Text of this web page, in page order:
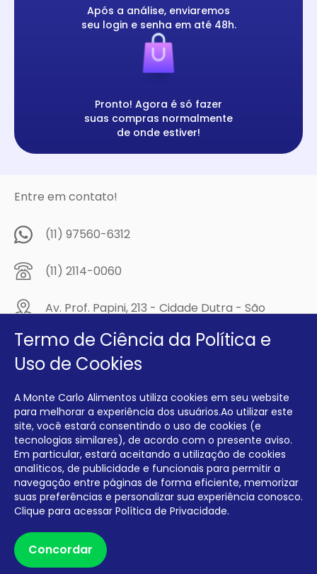
Após a análise, enviaremos
seu login e senha em até 48h.
Pronto! Agora é só fazer
suas compras normalmente
de onde estiver!
Entre em contato!
(11) 97560-6312
(11) 2114-0060
Av. Prof. Papini, 213 - Cidade Dutra - São
Compre na
MCA Virtual!
Siga a Monte Carlo Alimentos nas redes sociais!
INTERFRIOS COMÉRCIO DE FRIOS E LATICÍNIOS EIRELI CNPJ:
00.140.150/0001-09 INSCRIÇÃO ESTADUAL: 112.576.117.113
Termo de Ciência da Política e
Uso de Cookies
A Monte Carlo Alimentos utiliza cookies em seu website
para melhorar a experiência dos usuários.Ao utilizar este
site, você estará consentindo o uso de cookies (e
tecnologias similares), de acordo com o presente aviso.
Em particular, estará aceitando a utilização de cookies
analíticos, de publicidade e funcionais para permitir a
navegação entre páginas de forma eficiente, memorizar
suas preferências e personalizar sua experiência conosco.
Clique para acessar Política de Privacidade.
Concordar